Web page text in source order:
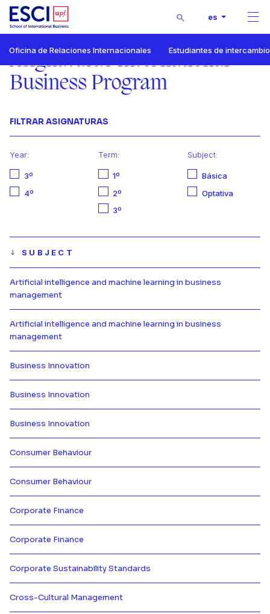
Buscar es
Programas
Asignaturas International Business Program
Oficina de Relaciones Internacionales Estudiantes de intercambio
Asignaturas International
Business Program
FILTRAR ASIGNATURAS
Year:
3º
4º
Term:
1º
2º
3º
Subject:
Básica
Optativa
SUBJECT
Artificial intelligence and machine learning in business
management
Artificial intelligence and machine learning in business
management
Business Innovation
Business Innovation
Business Innovation
Consumer Behaviour
Consumer Behaviour
Corporate Finance
Corporate Finance
Corporate Sustainability Standards
Más información de Corporate
Cross-Cultural Management